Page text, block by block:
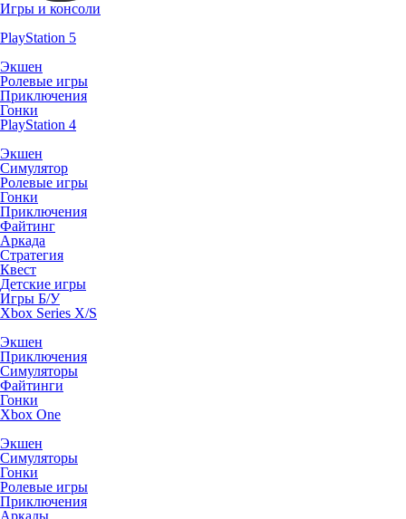
Игры и консоли
PlayStation 5
Экшен
Ролевые игры
Приключения
Гонки
PlayStation 4
Экшен
Симулятор
Ролевые игры
Гонки
Приключения
Файтинг
Аркада
Стратегия
Квест
Детские игры
Игры Б/У
Xbox Series X/S
Экшен
Приключения
Симуляторы
Файтинги
Гонки
Xbox One
Экшен
Симуляторы
Гонки
Ролевые игры
Приключения
Аркады